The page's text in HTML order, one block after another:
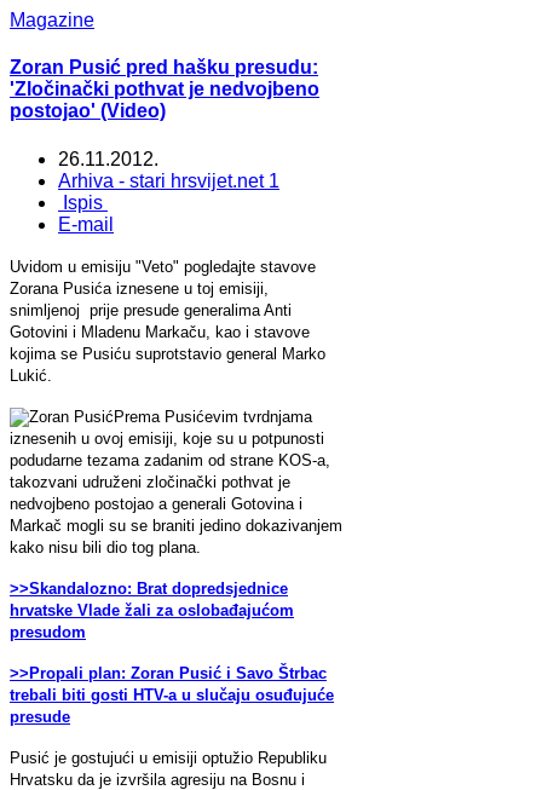
Magazine
Zoran Pusić pred hašku presudu:
'Zločinački pothvat je nedvojbeno
postojao' (Video)
26.11.2012.
Arhiva - stari hrsvijet.net 1
Ispis
E-mail
Uvidom u emisiju "Veto" pogledajte stavove
Zorana Pusića iznesene u toj emisiji,
snimljenoj prije presude generalima Anti
Gotovini i Mladenu Markaču, kao i stavove
kojima se Pusiću suprotstavio general Marko
Lukić.
Prema Pusićevim tvrdnjama
iznesenih u ovoj emisiji, koje su u potpunosti
podudarne tezama zadanim od strane KOS-a,
takozvani udruženi zločinački pothvat je
nedvojbeno postojao a generali Gotovina i
Markač mogli su se braniti jedino dokazivanjem
kako nisu bili dio tog plana.
>>Skandalozno: Brat dopredsjednice
hrvatske Vlade žali za oslobađajućom
presudom
>>Propali plan: Zoran Pusić i Savo Štrbac
trebali biti gosti HTV-a u slučaju osuđujuće
presude
Pusić je gostujući u emisiji optužio Republiku
Hrvatsku da je izvršila agresiju na Bosnu i